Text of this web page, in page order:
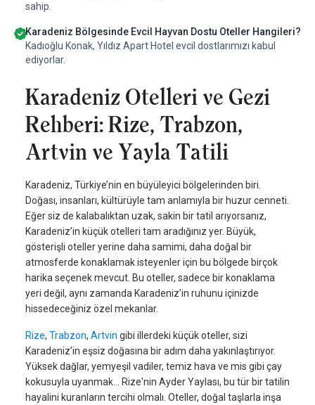
sahip.
Karadeniz Bölgesinde Evcil Hayvan Dostu Oteller Hangileri?
Kadıoğlu Konak, Yıldız Apart Hotel evcil dostlarımızı kabul
ediyorlar.
Karadeniz Otelleri ve Gezi
Rehberi: Rize, Trabzon,
Artvin ve Yayla Tatili
Karadeniz, Türkiye’nin en büyüleyici bölgelerinden biri.
Doğası, insanları, kültürüyle tam anlamıyla bir huzur cenneti.
Eğer siz de kalabalıktan uzak, sakin bir tatil arıyorsanız,
Karadeniz’in küçük otelleri tam aradığınız yer. Büyük,
gösterişli oteller yerine daha samimi, daha doğal bir
atmosferde konaklamak isteyenler için bu bölgede birçok
harika seçenek mevcut. Bu oteller, sadece bir konaklama
yeri değil, aynı zamanda Karadeniz’in ruhunu içinizde
hissedeceğiniz özel mekanlar.
Rize, Trabzon, Artvin gibi illerdeki küçük oteller, sizi
Karadeniz’in eşsiz doğasına bir adım daha yakınlaştırıyor.
Yüksek dağlar, yemyeşil vadiler, temiz hava ve mis gibi çay
kokusuyla uyanmak… Rize'nin Ayder Yaylası, bu tür bir tatilin
hayalini kuranların tercihi olmalı. Oteller, doğal taşlarla inşa